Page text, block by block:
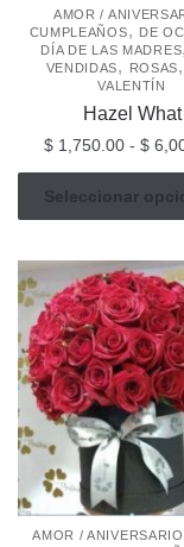
página
de
AMOR /
CUMPLEAÑOS, DE
DÍA DE LAS MADRES,
VENDIDAS, ROSAS,
VALENTÍN
Hazel What
$1,750.00 - $
SeleccionarEste
Las
se
elegir
en
página
AMOR / ANIVERSARIO